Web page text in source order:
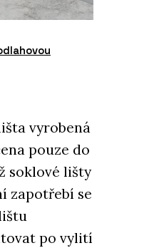
vyrobená
pouze do
soklové lišty
zapotřebí se
po vylití